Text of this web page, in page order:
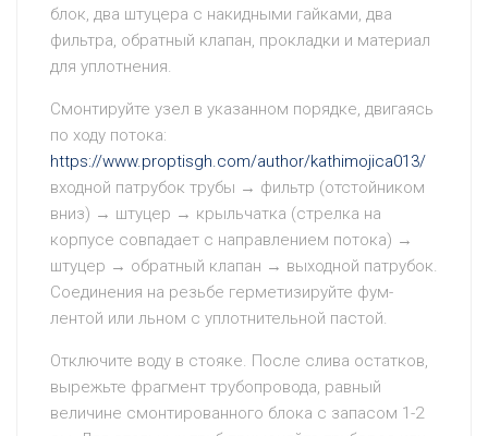
блок, два штуцера с накидными гайками, два
фильтра, обратный клапан, прокладки и материал
для уплотнения.
Смонтируйте узел в указанном порядке, двигаясь
по ходу потока:
https://www.proptisgh.com/author/kathimojica013/
входной патрубок трубы → фильтр (отстойником
вниз) → штуцер → крыльчатка (стрелка на
корпусе совпадает с направлением потока) →
штуцер → обратный клапан → выходной патрубок.
Соединения на резьбе герметизируйте фум-
лентой или льном с уплотнительной пастой.
Отключите воду в стояке. После слива остатков,
вырежьте фрагмент трубопровода, равный
величине смонтированного блока с запасом 1-2